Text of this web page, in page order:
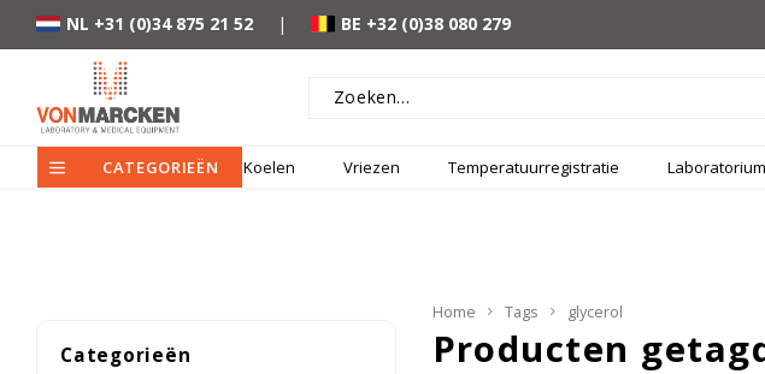
NL +31 (0)34 875 21 52 | BE +32 (0)38 080 279
CATEGORIEËN Koelen Vriezen Temperatuurregistratie
Categorieën
Home Tags glycerol
Producten